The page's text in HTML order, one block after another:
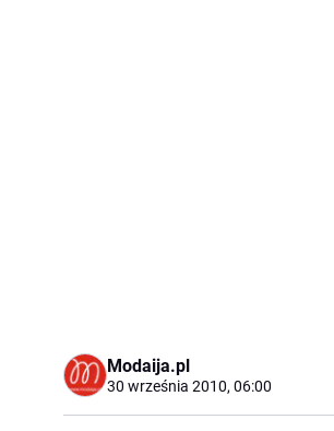
Modaija.pl
30 września 2010, 06:00